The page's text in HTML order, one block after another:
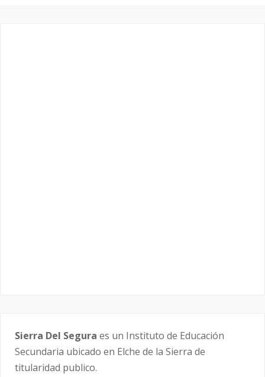
Sierra Del Segura es un Instituto de Educación
Secundaria ubicado en Elche de la Sierra de
titularidad publico.